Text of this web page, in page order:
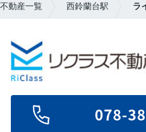
動産一覧 西鈴蘭台駅 ラ
078-